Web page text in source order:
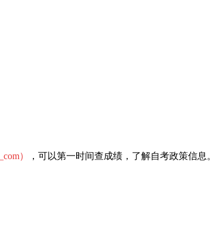
） ，可以第一时间查成绩，了解自考政策信息。